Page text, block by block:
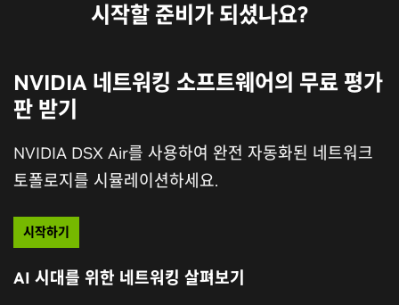
시작할 준비가 되셨나요?
NVIDIA 네트워킹 소프트웨어의 무료 평가
판 받기
NVIDIA DSX Air를 사용하여 완전 자동화된 네트워크
토폴로지를 시뮬레이션하세요.
시작하기
AI 시대를 위한 네트워킹 살펴보기